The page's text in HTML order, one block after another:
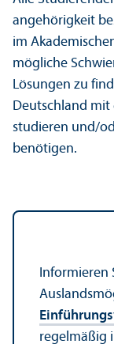
angehörigkeit
im
mögliche
Lösungen zu
Deutschland
studieren und/
benötigen.
Informieren
regelmäßig